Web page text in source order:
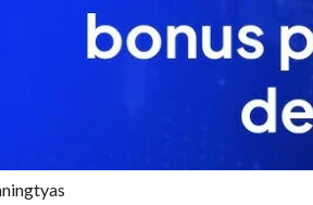
Lagu Populer, dan Fakta Menarik